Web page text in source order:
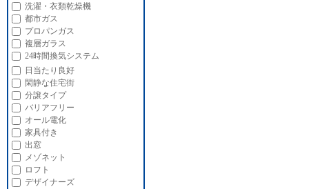
洗濯・衣類乾燥機
都市ガス
プロパンガス
複層ガラス
24時間換気システム
日当たり良好
閑静な住宅街
分譲タイプ
バリアフリー
オール電化
家具付き
出窓
メゾネット
ロフト
デザイナーズ